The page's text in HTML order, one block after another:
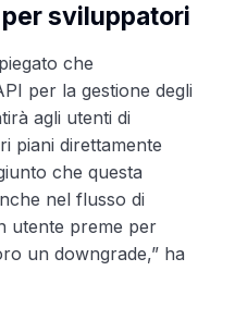
sviluppatori
che
per la gestione degli
agli utenti di
piani direttamente
che questa
nel flusso di
utente preme per
un downgrade,” ha